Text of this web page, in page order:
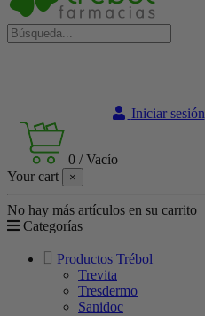
Iniciar sesión
0 /Vacío
Your cart
×
No hay más artículos en su carrito
Categorías
Productos Trébol
Trevita
Tresdermo
Sanidoc